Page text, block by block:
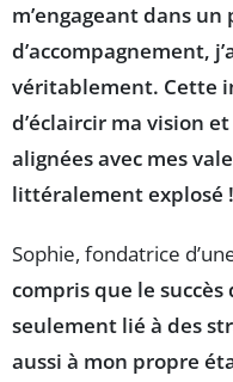
m’engageant dans un
d’accompagnement,
véritablement. Cette
d’éclaircir ma vision
alignées avec mes
littéralement explosé
Sophie, fondatrice
compris que le
seulement lié à des
aussi à mon propre